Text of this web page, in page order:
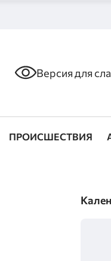
Версия для
ПРОИСШЕСТВИЯ